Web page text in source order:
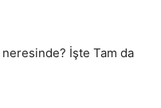
İşte Tam da